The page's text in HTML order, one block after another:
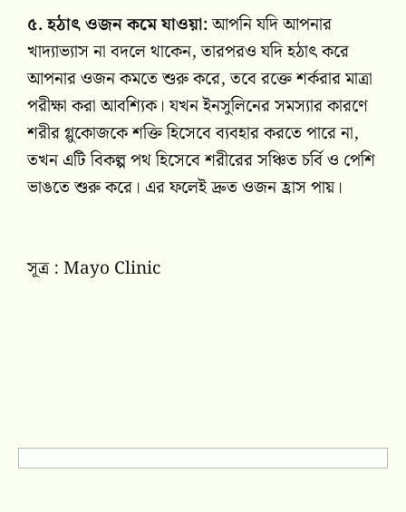
৫. হঠাৎ ওজন কমে যাওয়া:আপনি যদি আপনার
খাদ্যাভ্যাস না বদলে থাকেন, তারপরও যদি হঠাৎ করে
আপনার ওজন কমতে শুরু করে, তবে রক্তে শর্করার মাত্রা
পরীক্ষা করা আবশ্যিক। যখন ইনসুলিনের সমস্যার কারণে
শরীর গ্লুকোজকে শক্তি হিসেবে ব্যবহার করতে পারে না,
তখন এটি বিকল্প পথ হিসেবে শরীরের সঞ্চিত চর্বি ও পেশি
ভাঙতে শুরু করে। এর ফলেই দ্রুত ওজন হ্রাস পায়।
সূত্র : Mayo Clinic